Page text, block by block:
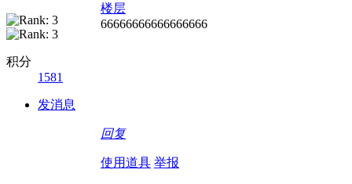
积分
1581
发消息
楼层
66666666666666666
回复
使用道具 举报